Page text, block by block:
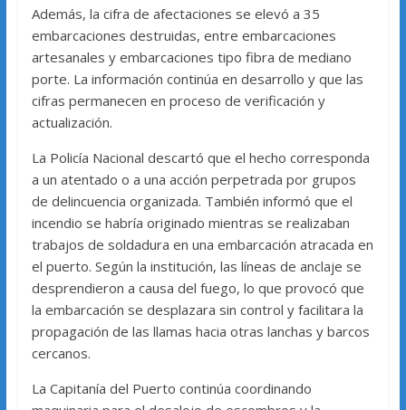
Además, la cifra de afectaciones se elevó a 35
embarcaciones destruidas, entre embarcaciones
artesanales y embarcaciones tipo fibra de mediano
porte. La información continúa en desarrollo y que las
cifras permanecen en proceso de verificación y
actualización.
La Policía Nacional descartó que el hecho corresponda
a un atentado o a una acción perpetrada por grupos
de delincuencia organizada. También informó que el
incendio se habría originado mientras se realizaban
trabajos de soldadura en una embarcación atracada en
el puerto. Según la institución, las líneas de anclaje se
desprendieron a causa del fuego, lo que provocó que
la embarcación se desplazara sin control y facilitara la
propagación de las llamas hacia otras lanchas y barcos
cercanos.
La Capitanía del Puerto continúa coordinando